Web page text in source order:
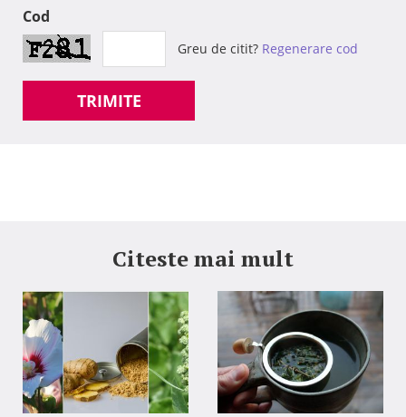
Cod
Greu de citit? Regenerare cod
TRIMITE
Citeste mai mult